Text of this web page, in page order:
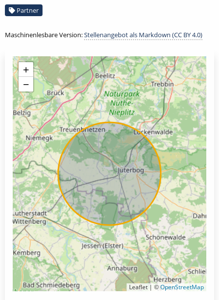
Partner
Maschinenlesbare Version:Stellenangebot als Markdown (CC BY 4.0)
+
−
Leaflet | ©OpenStreetMap